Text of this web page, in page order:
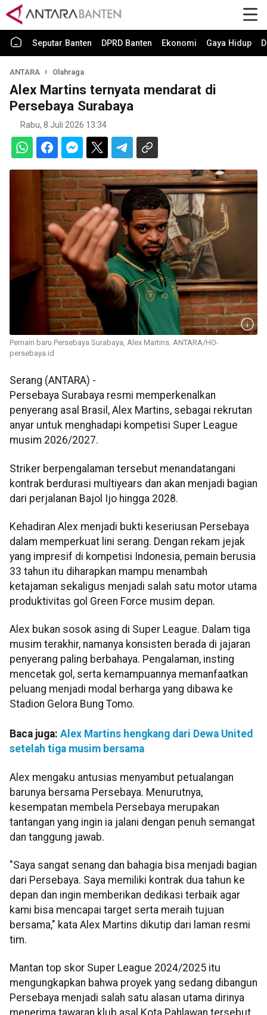
Seputar Banten DPRD Banten Ekonomi Gaya Hidup
ANTARA Olahraga
Alex Martins ternyata mendarat di
Persebaya Surabaya
Rabu, 8 Juli 2026 13:34
Pemain baru Persebaya Surabaya, Alex Martins. ANTARA/HO-
persebaya.id
Serang (ANTARA) -
Persebaya Surabaya resmi memperkenalkan
penyerang asal Brasil, Alex Martins, sebagai rekrutan
anyar untuk menghadapi kompetisi Super League
musim 2026/2027.
Striker berpengalaman tersebut menandatangani
kontrak berdurasi multiyears dan akan menjadi bagian
dari perjalanan Bajol Ijo hingga 2028.
Kehadiran Alex menjadi bukti keseriusan Persebaya
dalam memperkuat lini serang. Dengan rekam jejak
yang impresif di kompetisi Indonesia, pemain berusia
33 tahun itu diharapkan mampu menambah
ketajaman sekaligus menjadi salah satu motor utama
produktivitas gol Green Force musim depan.
Alex bukan sosok asing di Super League. Dalam tiga
musim terakhir, namanya konsisten berada di jajaran
penyerang paling berbahaya. Pengalaman, insting
mencetak gol, serta kemampuannya memanfaatkan
peluang menjadi modal berharga yang dibawa ke
Stadion Gelora Bung Tomo.
Baca juga: Alex Martins hengkang dari Dewa United
setelah tiga musim bersama
Alex mengaku antusias menyambut petualangan
barunya bersama Persebaya. Menurutnya,
kesempatan membela Persebaya merupakan
tantangan yang ingin ia jalani dengan penuh semangat
dan tanggung jawab.
"Saya sangat senang dan bahagia bisa menjadi bagian
dari Persebaya. Saya memiliki kontrak dua tahun ke
depan dan ingin memberikan dedikasi terbaik agar
kami bisa mencapai target serta meraih tujuan
bersama," kata Alex Martins dikutip dari laman resmi
tim.
Mantan top skor Super League 2024/2025 itu
mengungkapkan bahwa proyek yang sedang dibangun
Persebaya menjadi salah satu alasan utama dirinya